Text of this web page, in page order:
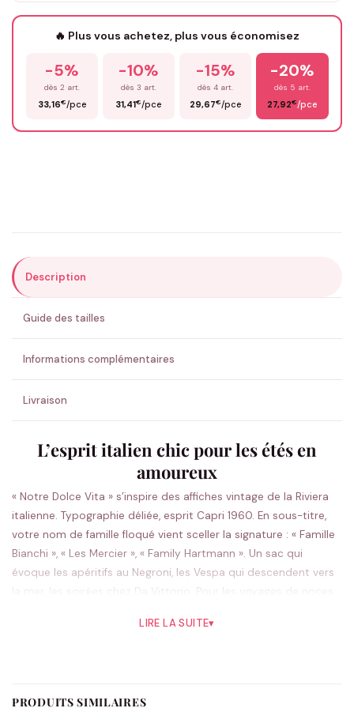
Votre texte / idée*
Prénom*
ENVOYER MA DEMANDE ✨
💚 Retour sous 24-48h🇫🇷 Flocage en France✅ Validation avant fabrication
🔥 Plus vous achetez, plus vous économisez
-5%
dès 2 art.
33,16€/pce
-10%
dès 3 art.
31,41€/pce
-15%
dès 4 art.
29,67€/pce
-20%
dès 5 art.
27,92€/pce
Description
Guide des tailles
Informations complémentaires
Livraison
L’esprit italien chic pour les étés en
amoureux
« Notre Dolce Vita » s’inspire des affiches vintage de la Riviera
italienne. Typographie déliée, esprit Capri 1960. En sous-titre,
votre nom de famille floqué vient sceller la signature : « Famille
Bianchi », « Les Mercier », « Family Hartmann ». Un sac qui
évoque les apéritifs au Negroni, les Vespa qui descendent vers
la mer, les soirées chez Da Vittorio. Pour les voyages de noces
LIRE LA SUITE▾
PRODUITS SIMILAIRES